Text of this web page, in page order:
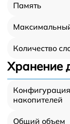
Память
Количество
Хранение
Конфигурация
накопителей
Общий объем